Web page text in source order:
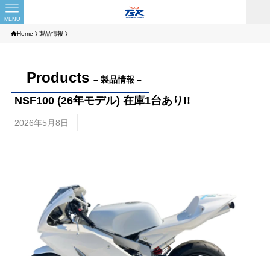
MENU
Home 製品情報
Products – 製品情報 –
NSF100 (26年モデル) 在庫1台あり!!
2026年5月8日